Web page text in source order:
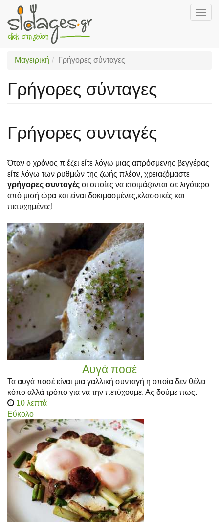
Skip
mainΜαγειρική Γρήγορες σύνταγες
Γρήγορες σύνταγες
Γρήγορες συνταγές
Όταν ο χρόνος πιέζει είτε λόγω μιας απρόσμενης βεγγέρας
είτε λόγω των ρυθμών της ζωής πλέον, χρειαζόμαστε
γρήγορες συνταγές οι οποίες να ετοιμάζονται σε λιγότερο
από μισή ώρα και είναι δοκιμασμένες,κλασσικές και
πετυχημένες!
Αυγά ποσέ
Τα αυγά ποσέ είναι μια γαλλική συνταγή η οποία δεν θέλει
κόπο αλλά τρόπο για να την πετύχουμε. Ας δούμε πως.
10 λεπτά
Εύκολο